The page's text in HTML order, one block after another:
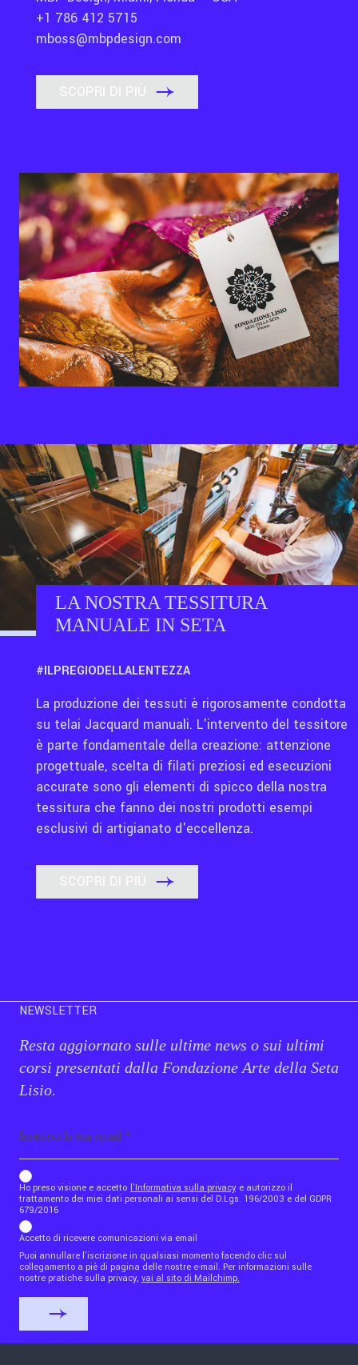
+1 786 412 5715
mboss@mbpdesign.com
SCOPRI DI PIÙ
LA NOSTRA TESSITURA
MANUALE IN SETA
#ILPREGIODELLALENTEZZA
La produzione dei tessuti è rigorosamente condotta
su telai Jacquard manuali. L'intervento del tessitore
è parte fondamentale della creazione: attenzione
progettuale, scelta di filati preziosi ed esecuzioni
accurate sono gli elementi di spicco della nostra
tessitura che fanno dei nostri prodotti esempi
esclusivi di artigianato d'eccellenza.
SCOPRI DI PIÙ
NEWSLETTER
Resta aggiornato sulle ultime news o sui ultimi
corsi presentati dalla Fondazione Arte della Seta
Lisio.
b_b43a7bd9734c7124b3be52921_1911023b36
Ho preso visione e accetto l'Informativa sulla privacy e autorizzo il
trattamento dei miei dati personali ai sensi del D.Lgs. 196/2003 e del GDPR
679/2016
Accetto di ricevere comunicazioni via email
Puoi annullare l'iscrizione in qualsiasi momento facendo clic sul
collegamento a piè di pagina delle nostre e-mail. Per informazioni sulle
nostre pratiche sulla privacy, vai al sito di Mailchimp.